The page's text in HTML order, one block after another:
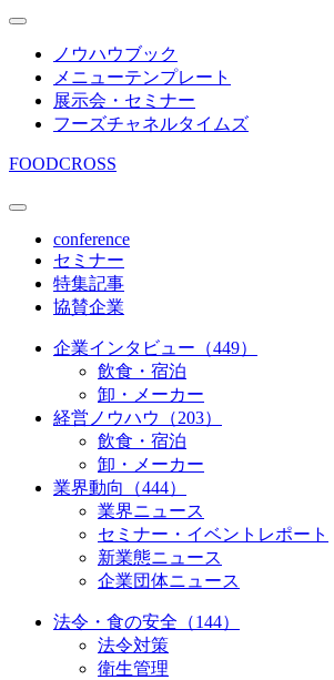
ノウハウブック
メニューテンプレート
展示会・セミナー
フーズチャネルタイムズ
FOODCROSS
conference
セミナー
特集記事
協賛企業
企業インタビュー（449）
飲食・宿泊
卸・メーカー
経営ノウハウ（203）
飲食・宿泊
卸・メーカー
業界動向（444）
業界ニュース
セミナー・イベントレポート
新業態ニュース
企業団体ニュース
法令・食の安全（144）
法令対策
衛生管理